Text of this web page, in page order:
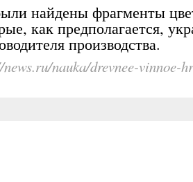
найдены фрагменты
как предполагается,
производства.
nauka/drevnee-vinnoe-